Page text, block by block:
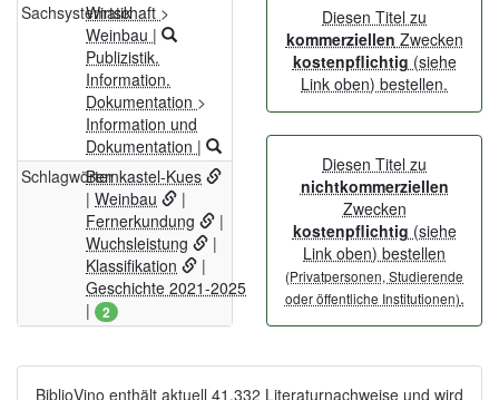
Sachsystematik
Wirtschaft >
Weinbau |
Publizistik.
Information.
Dokumentation >
Information und
Dokumentation |
SchlagwörterBernkastel-Kues
| Weinbau
|
Fernerkundung
|
Wuchsleistung
|
Klassifikation
|
Geschichte 2021-2025
|
2
Diesen Titel zu
kommerziellen Zwecken
kostenpflichtig (siehe
Link oben) bestellen.
Diesen Titel zu
nichtkommerziellen
Zwecken
kostenpflichtig (siehe
Link oben) bestellen
(Privatpersonen, Studierende
oder öffentliche Institutionen).
BiblioVino enthält aktuell 41.332 Literaturnachweise und wird